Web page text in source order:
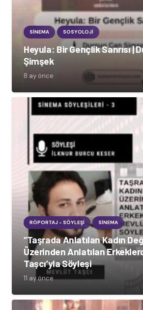
SINEMA SOSYOLOJI
Heyula: Bir Gençlik Sanrısı |
Şimşek
8 ay önce
RÖPORTAJ - SÖYLEŞI SINEMA
“Taşrada Anlatılan Kadın
Üzerinden Anlatılan
Taşcı’yla Söyleşi
11 ay önce